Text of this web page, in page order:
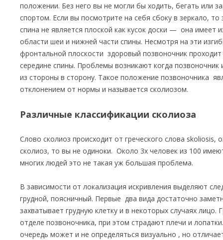
положении. Без него вы не могли бы ходить, бегать или
спортом. Если вы посмотрите на себя сбоку в зеркало,
спина не является плоской как кусок доски — она имеет
области шеи и нижней части спины. Несмотря на эти
фронтальной плоскости здоровый позвоночник
середине спины. Проблемы возникают когда позвоночник
из стороны в сторону. Такое положение позвоночника
отклонением от нормы и называется сколиозом.
Различные классификации сколиоза
Слово сколиоз происходит от греческого слова skoliosis,
сколиоз, то вы не одиноки. Около 3х человек из 100
многих людей это не такая уж большая проблема.
В зависимости от локализация искривления выделяют
грудной, поясничный. Первые два вида достаточно
захватывает грудную клетку и в некоторых случаях лицо.
отделе позвоночника, при этом страдают плечи и
очередь может и не определяться визуально , но